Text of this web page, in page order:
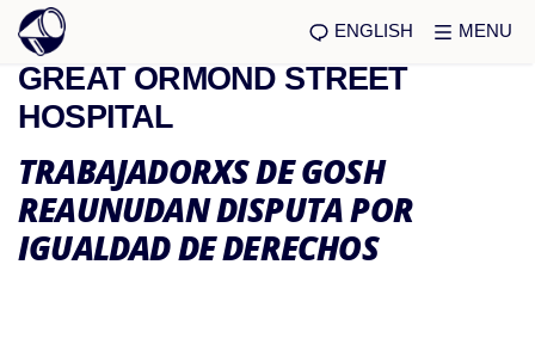
ENGLISH MENU
GREAT ORMOND STREET
HOSPITAL
TRABAJADORXS DE GOSH
REAUNUDAN DISPUTA POR
IGUALDAD DE DERECHOS